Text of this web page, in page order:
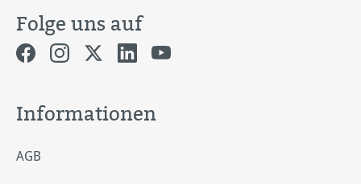
Folge uns auf
Informationen
AGB